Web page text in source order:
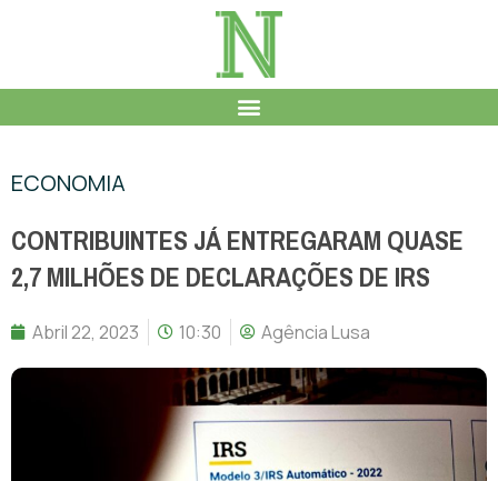
ECONOMIA
CONTRIBUINTES JÁ ENTREGARAM QUASE
2,7 MILHÕES DE DECLARAÇÕES DE IRS
Abril 22, 2023 10:30 Agência Lusa